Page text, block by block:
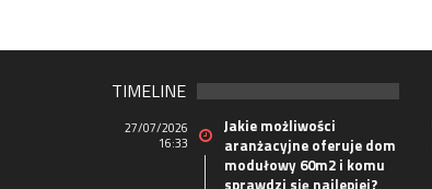
TIMELINE
27/07/2026
16:33
Jakie możliwości
aranżacyjne oferuje dom
modułowy 60m2 i komu